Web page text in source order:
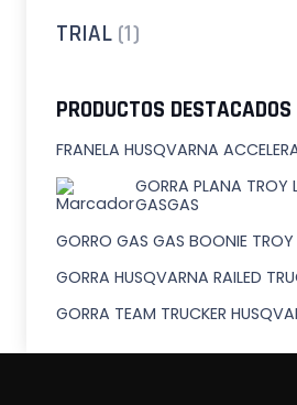
TRIAL (1)
PRODUCTOS DESTACADOS
FRANELA HUSQVARNA
GORRA PLANA TROY
GASGAS
GORRO GAS GAS BOONIE TROY
GORRA HUSQVARNA RAILED
GORRA TEAM TRUCKER